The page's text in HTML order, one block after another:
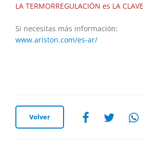
LA TERMORREGULACIÓN es LA
Si necesitas más información:
www.ariston.com/es-ar/
Volver